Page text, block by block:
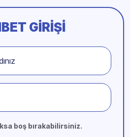
GIRIŞI
boş bırakabilirsiniz.